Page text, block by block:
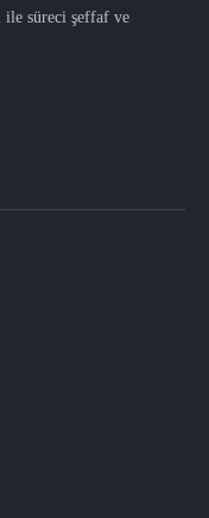
ile süreci şeffaf ve